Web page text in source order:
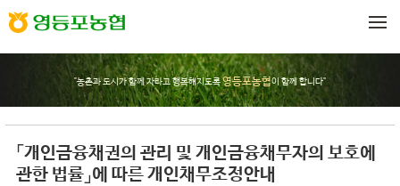
"농촌과 도시가 함께 자라고 행복해지도록영등포농협이 함께 합니다"
「개인금융채권의 관리 및 개인금융채무자의 보호에
관한 법률」에 따른 개인채무조정안내